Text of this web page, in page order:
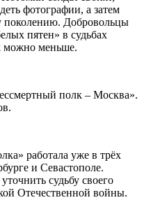
фотографии, а затем
поколению. Добровольцы
пятен» в судьбах
можно меньше.
полк – Москва».
.
работала уже в трёх
и Севастополе.
судьбу своего
Отечественной войны.